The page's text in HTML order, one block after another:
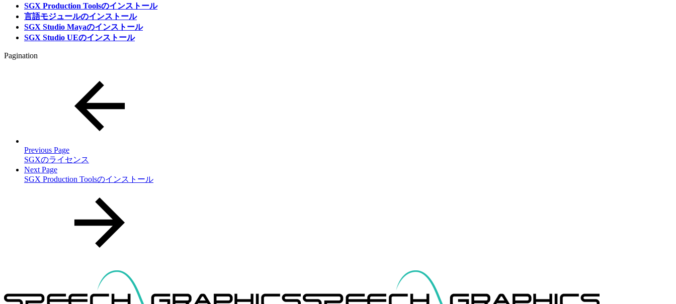
SGX Production Toolsのインストール
言語モジュールのインストール
SGX Studio Mayaのインストール
SGX Studio UEのインストール
Pagination
Previous Page
SGXのライセンス
Next Page
SGX Production Toolsのインストール